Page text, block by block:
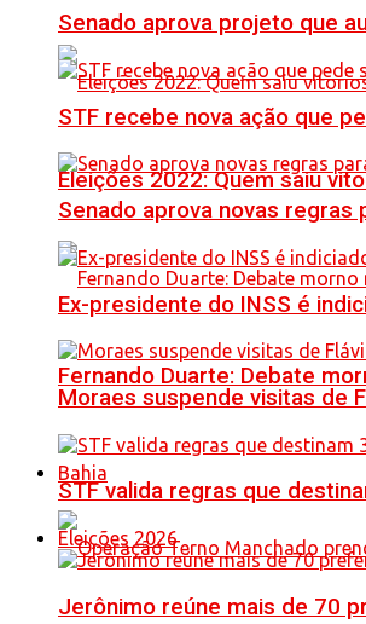
Eleições 2022: Quem saiu
Fernando Duarte: Debate
Bahia
Senado aprova projeto que
STF recebe nova ação que
Senado aprova novas
Ex-presidente do INSS é
Moraes suspende visitas de
STF valida regras que
Eleições 2026
Jerônimo reúne mais de 70